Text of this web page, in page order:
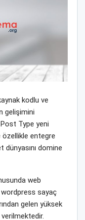
kodlu ve
gelişimini
Type yeni
özellikle entegre
dünyasını domine
web
sayaç
gelen yüksek